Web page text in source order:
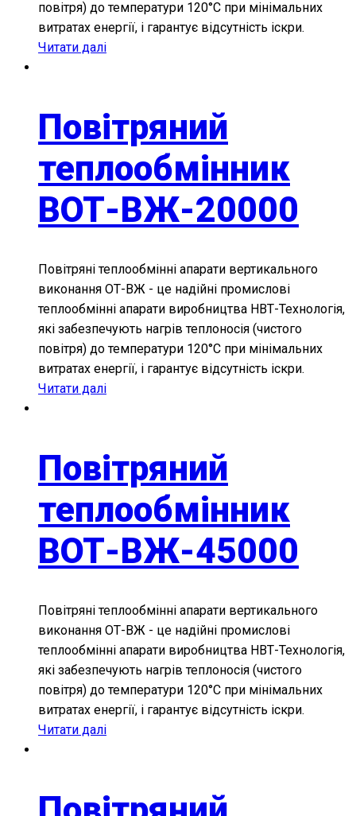
повітря) до температури 120°С при мінімальних
витратах енергії, і гарантує відсутність іскри.
Читати далі
Повітряний
теплообмінник
ВОТ-ВЖ-20000
Повітряні теплообмінні апарати вертикального
виконання ОТ-ВЖ - це надійні промислові
теплообмінні апарати виробництва НВТ-Технологія,
які забезпечують нагрів теплоносія (чистого
повітря) до температури 120°С при мінімальних
витратах енергії, і гарантує відсутність іскри.
Читати далі
Повітряний
теплообмінник
ВОТ-ВЖ-45000
Повітряні теплообмінні апарати вертикального
виконання ОТ-ВЖ - це надійні промислові
теплообмінні апарати виробництва НВТ-Технологія,
які забезпечують нагрів теплоносія (чистого
повітря) до температури 120°С при мінімальних
витратах енергії, і гарантує відсутність іскри.
Читати далі